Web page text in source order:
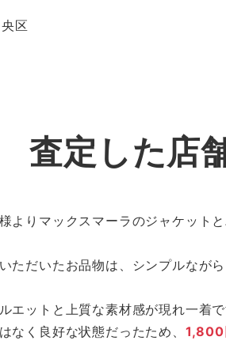
区
査定した店
よりマックスマーラのジャケット
ただいたお品物は、シンプルなが
エットと上質な素材感が現れ一着
なく良好な状態だったため、 1,800